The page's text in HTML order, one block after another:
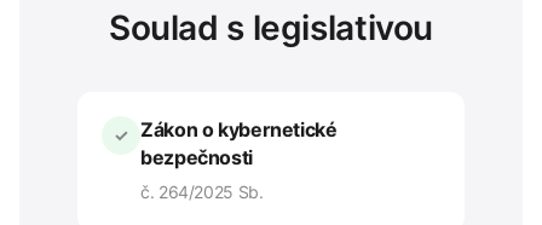
Soulad s legislativou
✓ Zákon o kybernetické
bezpečnosti
č. 264/2025 Sb.